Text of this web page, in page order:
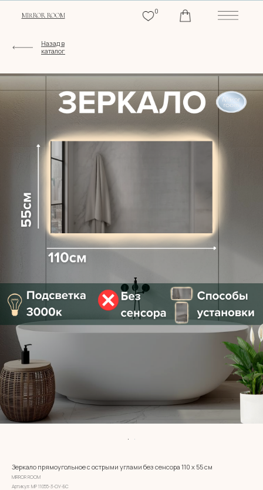
Зеркало прямоугольное с острыми углами без сенсора 110 х 55 см
MIRROR ROOM
Артикул:МР 11055-3-ОУ-БС